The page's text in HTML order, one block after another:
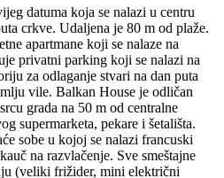
datuma koja se nalazi u centru
crkve. Udaljena je 80 m od plaže.
apartmane koji se nalaze na
privatni parking koji se nalazi na
za odlaganje stvari na dan puta
vile. Balkan House je odličan
grada na 50 m od centralne
supermarketa, pekare i šetališta.
sobe u kojoj se nalazi francuski
na razvlačenje. Sve smeštajne
(veliki frižider, mini električni